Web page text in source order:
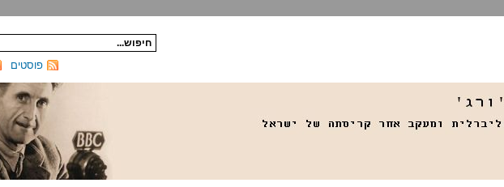
פוסטים